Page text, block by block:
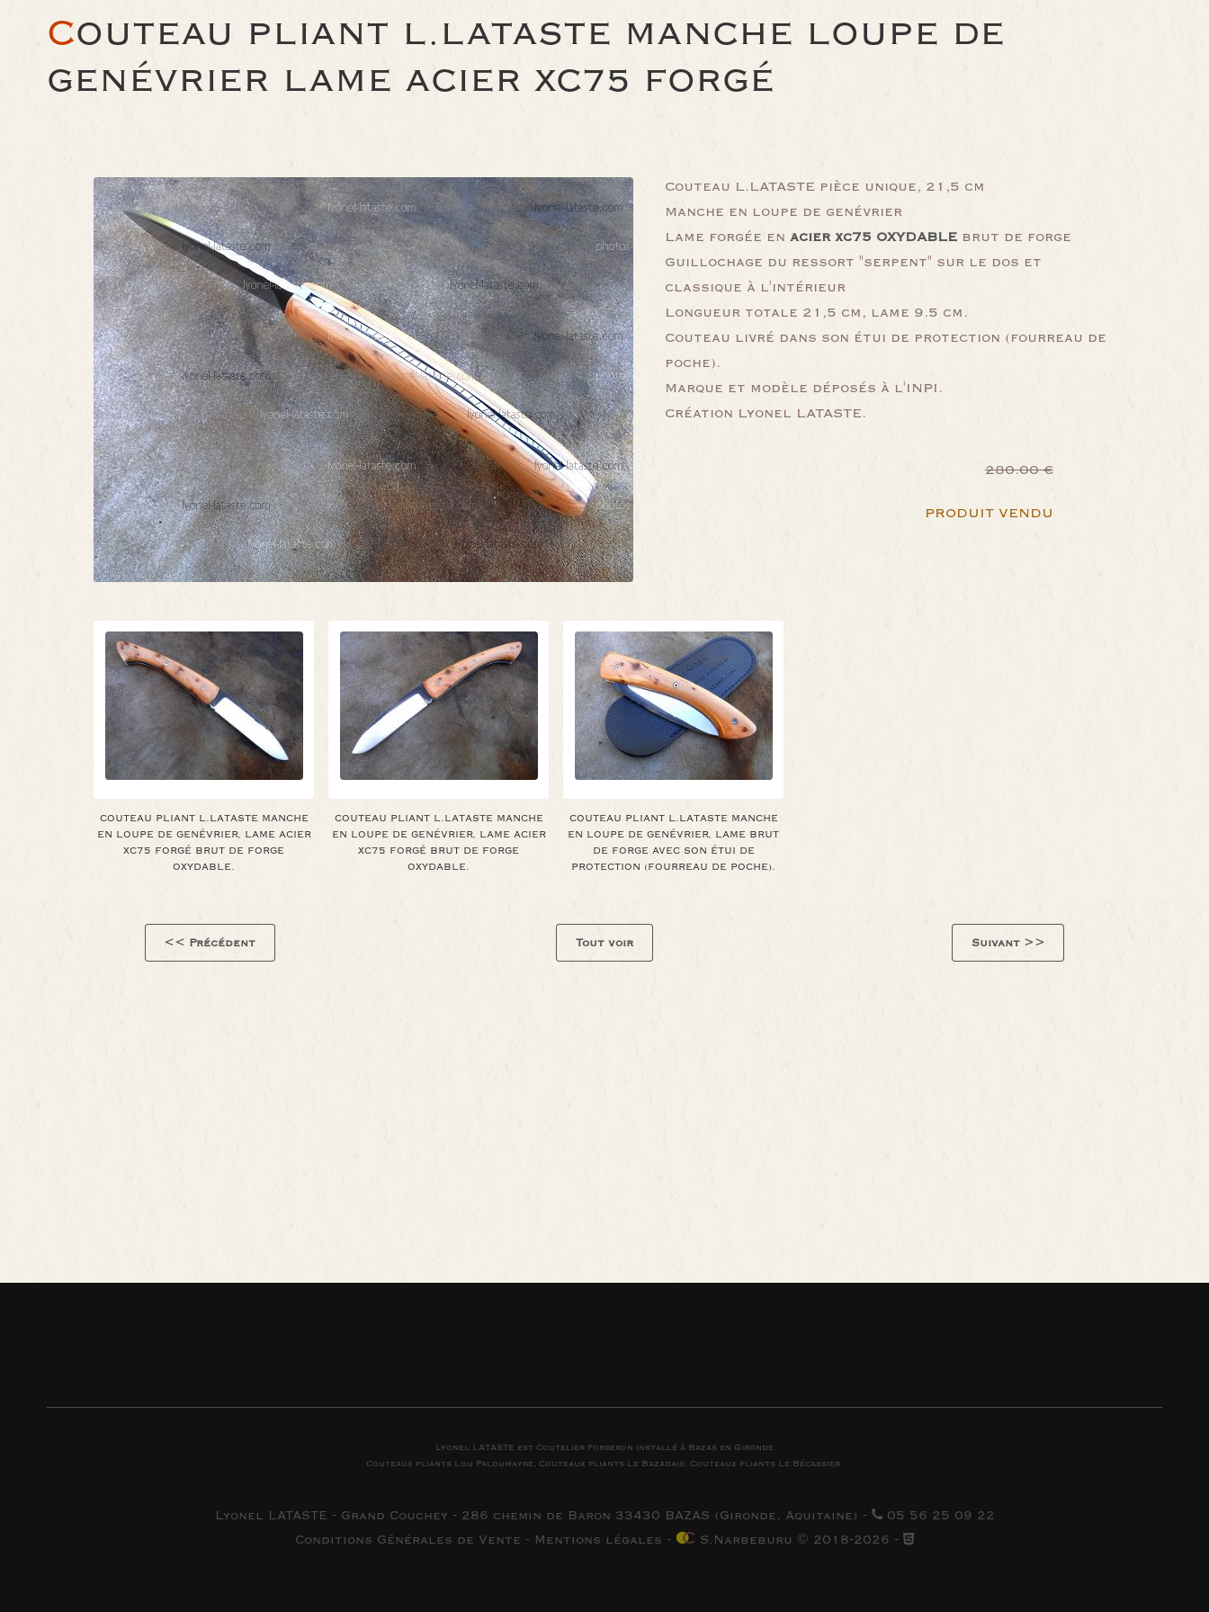
COUTEAU PLIANT L.LATASTE MANCHE LOUPE DE
GENÉVRIER LAME ACIER XC75 FORGÉ
Couteau L.LATASTE pièce unique, 21,5 cm
Manche en loupe de genévrier
Lame forgée en acier xc75 OXYDABLEbrut de forge
Guillochage du ressort "serpent" sur le dos et
classique à l'intérieur
Longueur totale 21,5 cm, lame 9.5 cm.
Couteau livré dans son étui de protection (fourreau de
poche).
Marque et modèle déposés à l'INPI.
Création Lyonel LATASTE.
280.00 €
PRODUIT VENDU
COUTEAU PLIANT L.LATASTE MANCHE
EN LOUPE DE GENÉVRIER, LAME ACIER
XC75 FORGÉ BRUT DE FORGE
OXYDABLE.
COUTEAU PLIANT L.LATASTE MANCHE
EN LOUPE DE GENÉVRIER, LAME ACIER
XC75 FORGÉ BRUT DE FORGE
OXYDABLE.
COUTEAU PLIANT L.LATASTE MANCHE
EN LOUPE DE GENÉVRIER, LAME BRUT
DE FORGE AVEC SON ÉTUI DE
PROTECTION (FOURREAU DE POCHE).
<< Précédent Tout voir Suivant >>
Lyonel LATASTE est Coutelier Forgeron installé à Bazas en Gironde
Couteaux pliants Lou Paloumayre, Couteaux pliants Le Bazadais, Couteaux pliants Le Bécassier.
Lyonel LATASTE - Grand Couchey - 286 chemin de Baron 33430 BAZAS (Gironde, Aquitaine) -
05 56 25 09 22
Conditions Générales de Vente - Mentions légales - S.Narbeburu © 2018-2026 -